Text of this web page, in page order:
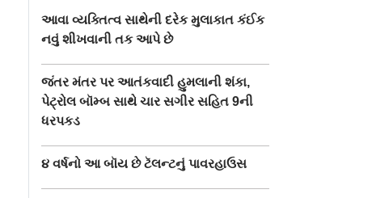
આવા વ્યક્તિત્વ સાથેની દરેક મુલાકાત કંઈક
નવું શીખવાની તક આપે છે
જંતર મંતર પર આતંકવાદી હુમલાની શંકા,
પેટ્રોલ બૉમ્બ સાથે ચાર સગીર સહિત 9ની
ધરપકડ
૪ વર્ષનો આ બૉય છે ટૅલન્ટનું પાવરહાઉસ